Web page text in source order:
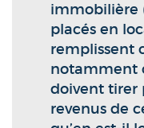
immobilière
placés en
remplissent
notamment
doivent tirer
revenus de